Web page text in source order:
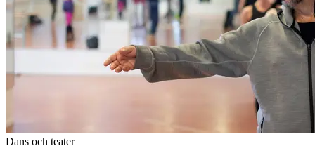
Dans och teater